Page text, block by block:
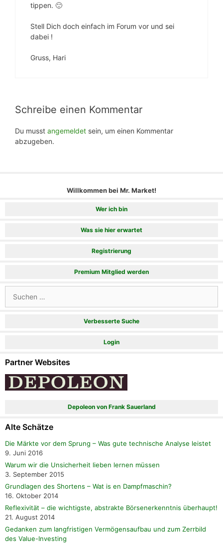
tippen. 🙂
Stell Dich doch einfach im Forum vor und sei
dabei !
Gruss, Hari
Schreibe einen Kommentar
Du musst angemeldet sein, um einen Kommentar
abzugeben.
Willkommen bei Mr. Market!
Wer ich bin
Was sie hier erwartet
Registrierung
Premium Mitglied werden
nach:
Verbesserte Suche
Login
Partner Websites
Depoleon von Frank Sauerland
Alte Schätze
Die Märkte vor dem Sprung – Was gute technische Analyse leistet
9. Juni 2016
Warum wir die Unsicherheit lieben lernen müssen
3. September 2015
Grundlagen des Shortens – Wat is en Dampfmaschin?
16. Oktober 2014
Reflexivität – die wichtigste, abstrakte Börsenerkenntnis überhaupt!
21. August 2014
Gedanken zum langfristigen Vermögensaufbau und zum Zerrbild
des Value-Investing